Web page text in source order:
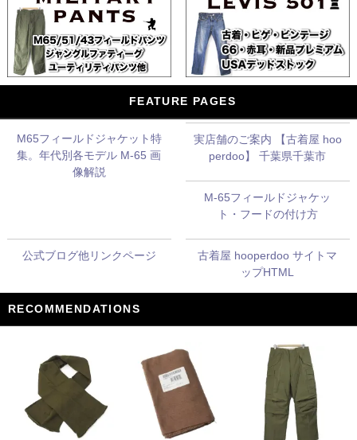
FEATURE PAGES
M65フィールドジャケット特
集。年代別各モデル M-65 画
像解説
実店舗のご案内 【古着屋 hoo
perdoo】 千葉県千葉市
M-65フィールドジャケッ
ト・フードの付け方
公式ブログ他リンクページ
古着屋 hooperdoo サイトマ
ップHTML
RECOMMENDATIONS